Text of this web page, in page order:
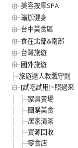
美容按摩SPA
瑜珈健身
台中美食區
食在北部&南部
台灣旅遊
國外旅遊
旅遊達人教戰守則
[試吃試用]~照過來
家具賣場
團購美食
居家清潔
資源回收
零食店